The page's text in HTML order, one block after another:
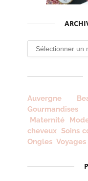
Archives
depuis
!
Auvergne
Gourmandises
Maternité
cheveux Soins
Ongles Voyages